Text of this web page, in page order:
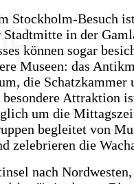
Stockholm-Besuch
in der
können sogar
Museen: das
die Schatzkammer
Attraktion
um die
begleitet von
zelebrieren die
nach